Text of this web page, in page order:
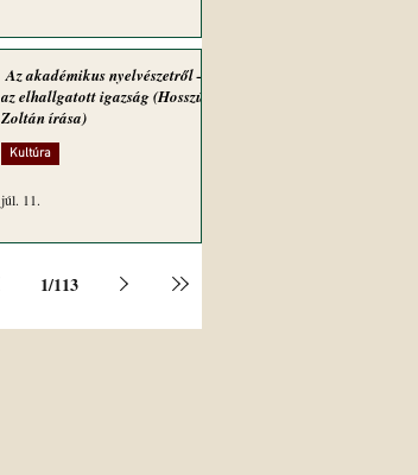
Az akadémikus nyelvészetről –
az elhallgatott igazság (Hosszú
Zoltán írása)
Kultúra
júl. 11.
1/113